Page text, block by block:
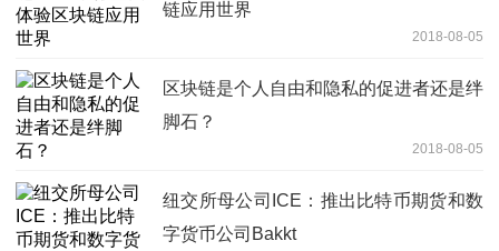
链应用世界
2018-08-05
区块链是个人自由和隐私的促进者还是绊
脚石？
2018-08-05
纽交所母公司ICE：推出比特币期货和数
字货币公司Bakkt